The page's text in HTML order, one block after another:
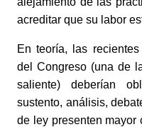
acreditar que su labor
En teoría, las
del Congreso (una de
saliente) deberían
sustento, análisis,
de ley presenten mayor